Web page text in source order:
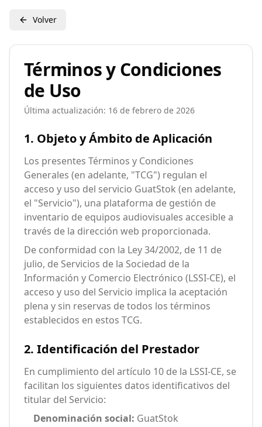
Volver
Términos y Condiciones
de Uso
Última actualización: 16 de febrero de 2026
1. Objeto y Ámbito de Aplicación
Los presentes Términos y Condiciones
Generales (en adelante, "TCG") regulan el
acceso y uso del servicio GuatStok (en adelante,
el "Servicio"), una plataforma de gestión de
inventario de equipos audiovisuales accesible a
través de la dirección web proporcionada.
De conformidad con la Ley 34/2002, de 11 de
julio, de Servicios de la Sociedad de la
Información y Comercio Electrónico (LSSI-CE), el
acceso y uso del Servicio implica la aceptación
plena y sin reservas de todos los términos
establecidos en estos TCG.
2. Identificación del Prestador
En cumplimiento del artículo 10 de la LSSI-CE, se
facilitan los siguientes datos identificativos del
titular del Servicio:
Denominación social: GuatStok